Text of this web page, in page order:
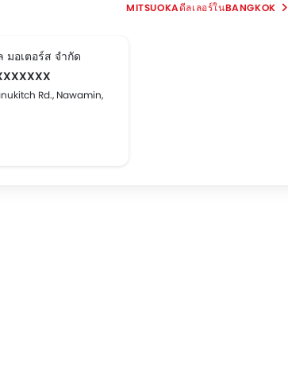
มอเตอร์ส จำกัด
Rd., Nawamin,
MITSUOKAดีลเลอร์ในBANGKOK